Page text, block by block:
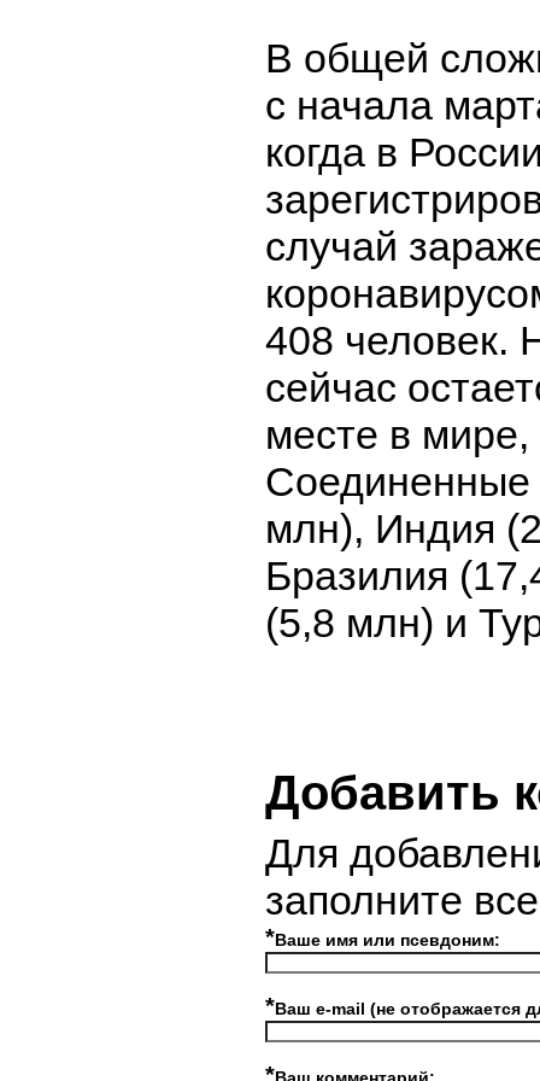
В общей
с начала
когда в
случай
408 человек.
сейчас
месте в
млн), Индия
Бразилия
(5,8 млн) и
Добавить
Для
заполните
*Ваше имя или псевдоним:
*Ваш e-mail (не отображается
*